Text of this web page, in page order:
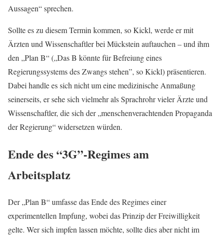
Aussagen“ sprechen.
Sollte es zu diesem Termin kommen, so Kickl, werde er mit
Ärzten und Wissenschaftler bei Mückstein auftauchen – und ihm
den „Plan B“ („Das B könnte für Befreiung eines
Regierungssystems des Zwangs stehen”, so Kickl) präsentieren.
Dabei handle es sich nicht um eine medizinische Anmaßung
seinerseits, er sehe sich vielmehr als Sprachrohr vieler Ärzte und
Wissenschaftler, die sich der „menschenverachtenden Propaganda
der Regierung“ widersetzen würden.
Ende des “3G”-Regimes am
Arbeitsplatz
Der „Plan B“ umfasse das Ende des Regimes einer
experimentellen Impfung, wobei das Prinzip der Freiwilligkeit
gelte. Wer sich impfen lassen möchte, sollte dies aber nicht im